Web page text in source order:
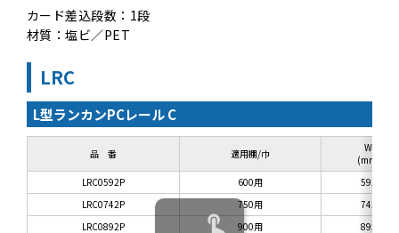
カード差込段数：1段
材質：塩ビ／PET
LRC
L型ランカンPCレール C
品 番 適用棚/巾
W
(mm)
LRC0592P
600用
592
LRC0742P
750用
742
LRC0892P
900用
892